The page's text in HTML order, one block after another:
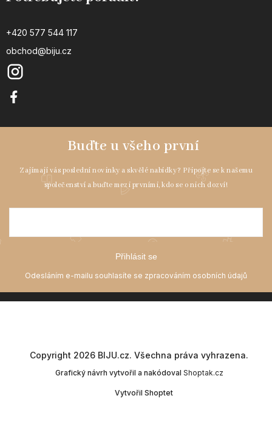
+420 577 544 117
obchod@biju.cz
Přihlásit se
Vytvořil Shoptet
Copyright 2026 BIJU.cz. Všechna práva vyhrazena.
Grafický návrh vytvořil a nakódoval Shoptak.cz